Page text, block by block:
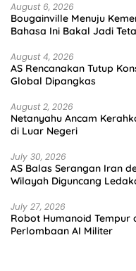
August 6, 2026
Bougainville Menuju
Bahasa Ini Bakal Jadi
August 4, 2026
AS Rencanakan Tutup
Global Dipangkas
August 2, 2026
Netanyahu Ancam
di Luar Negeri
July 30, 2026
AS Balas Serangan Iran
Wilayah Diguncang
July 27, 2026
Robot Humanoid Tempur
Perlombaan AI Militer